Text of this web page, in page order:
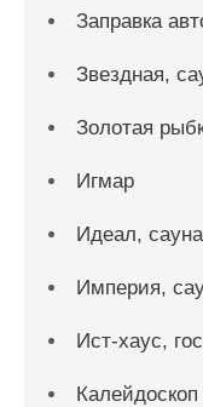
Заправка
Звездная,
Золотая
Игмар
Идеал, сауна
Империя,
Ист-хаус,